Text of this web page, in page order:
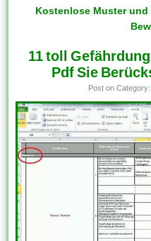
Kostenlose Muster
11 toll
Pdf Sie
Post on Category: